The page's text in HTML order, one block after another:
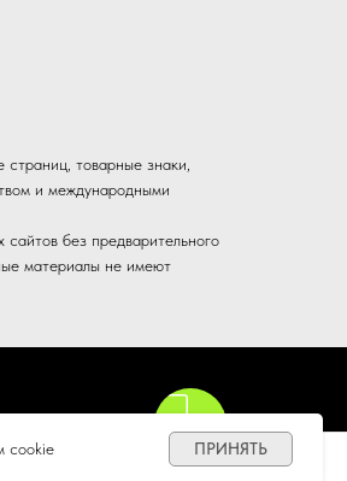
товарные знаки,
и международными
без предварительного
материалы не имеют
cookie ПРИНЯТЬ